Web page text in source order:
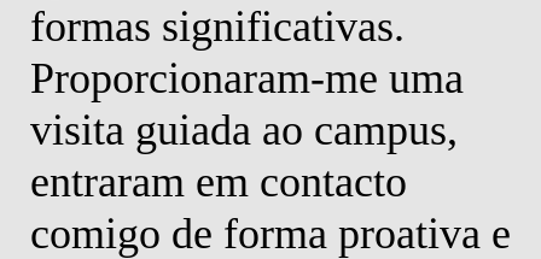
formas significativas.
Proporcionaram-me uma
visita guiada ao campus,
entraram em contacto
comigo de forma proativa e